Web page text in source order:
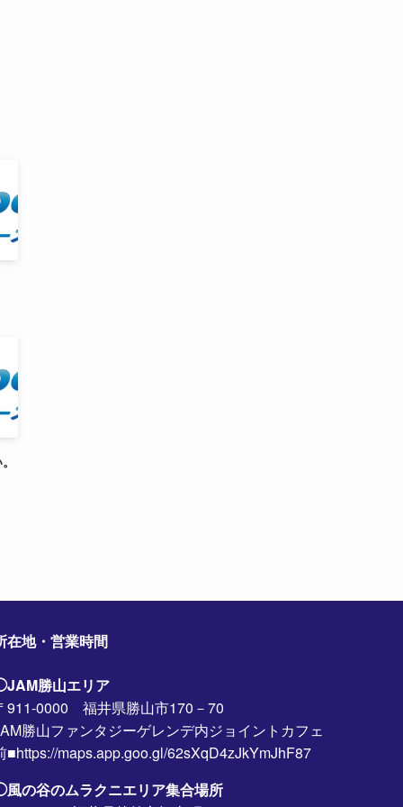
在地・営業時間
勝山エリア
911-0000 福井県勝山市170－70
勝山ファンタジーゲレンデ内ジョイントカフェ
■https://maps.app.goo.gl/62sXqD4zJkYmJhF87
の谷のムラクニエリア集合場所